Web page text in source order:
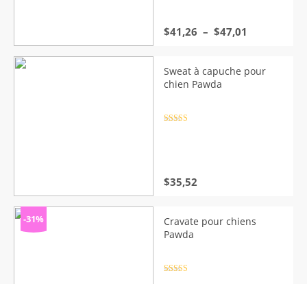
$41,26 – $47,01
$41,26
Sweat à capuche pour
chien Pawda
$35,52
-31%
Cravate pour chiens
Pawda